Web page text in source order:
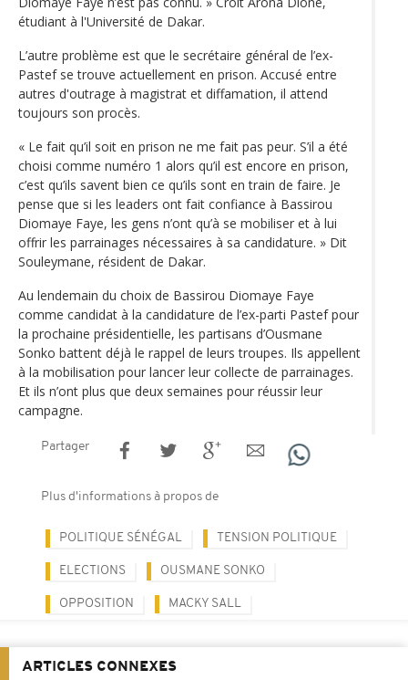
étudiant à l'Université de Dakar.
L’autre problème est que le secrétaire général de l’ex-
Pastef se trouve actuellement en prison. Accusé entre
autres d'outrage à magistrat et diffamation, il attend
toujours son procès.
« Le fait qu’il soit en prison ne me fait pas peur. S’il a été
choisi comme numéro 1 alors qu’il est encore en prison,
c’est qu’ils savent bien ce qu’ils sont en train de faire. Je
pense que si les leaders ont fait confiance à Bassirou
Diomaye Faye, les gens n’ont qu’à se mobiliser et à lui
offrir les parrainages nécessaires à sa candidature. » Dit
Souleymane, résident de Dakar.
Au lendemain du choix de Bassirou Diomaye Faye
comme candidat à la candidature de l’ex-parti Pastef pour
la prochaine présidentielle, les partisans d’Ousmane
Sonko battent déjà le rappel de leurs troupes. Ils appellent
à la mobilisation pour lancer leur collecte de parrainages.
Et ils n’ont plus que deux semaines pour réussir leur
campagne.
Partager
Plus d'informations à propos de
POLITIQUE SÉNÉGAL TENSION POLITIQUE
ELECTIONS OUSMANE SONKO
OPPOSITION MACKY SALL
ARTICLES CONNEXES